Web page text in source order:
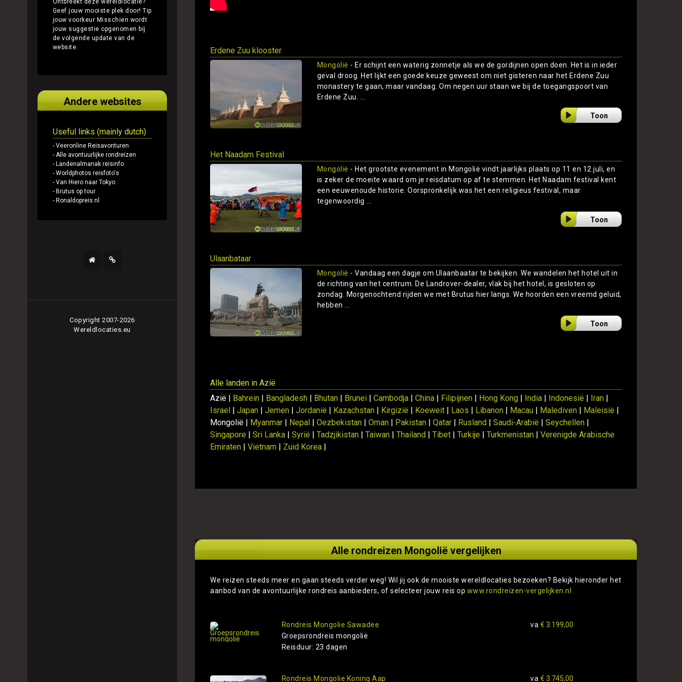
Geef jouw mooiste plek door!Tip
jouw voorkeur Misschien wordt
jouw suggestie opgenomen bij
de volgende update van de
website.
Andere websites
Useful links (mainly dutch)
- Veeronline Reisavonturen
- Alle avontuurlijke rondreizen
- Landenalmanak reisinfo
- Worldphotos reisfoto's
- Van Hiero naar Tokyo
- Brutus op tour
- Ronaldopreis.nl
Copyright 2007-2026
Wereldlocaties.eu
Erdene Zuu klooster
Mongolië - Er schijnt een waterig zonnetje als we de gordijnen open doen. Het is in ieder
geval droog. Het lijkt een goede keuze geweest om niet gisteren naar het Erdene Zuu
monastery te gaan, maar vandaag. Om negen uur staan we bij de toegangspoort van
Erdene Zuu. ...
Toon
Het Naadam Festival
Mongolië - Het grootste evenement in Mongolië vindt jaarlijks plaats op 11 en 12 juli, en
is zeker de moeite waard om je reisdatum op af te stemmen. Het Naadam festival kent
een eeuwenoude historie. Oorspronkelijk was het een religieus festival, maar
tegenwoordig ...
Toon
Ulaanbataar
Mongolië - Vandaag een dagje om Ulaanbaatar te bekijken. We wandelen het hotel uit in
de richting van het centrum. De Landrover-dealer, vlak bij het hotel, is gesloten op
zondag. Morgenochtend rijden we met Brutus hier langs. We hoorden een vreemd geluid,
hebben ...
Toon
Alle landen in Azië
Azië |
Bahrein Bangladesh Bhutan Brunei |Cambodja |China Filipijnen Hong Kong India Indonesië Iran
Israel
|Japan |Jemen |Jordanië Kazachstan Kirgizië Koeweit Laos Libanon Macau Malediven Maleisië
Mongolië |
Myanmar Nepal |Oezbekistan |Oman Pakistan |Qatar Rusland |Saudi-Arabië |Seychellen
Singapore |Sri Lanka |Syrië |Tadzjikistan |Taiwan |Thailand |Tibet |Turkije |Turkmenistan |Verenigde Arabische
Emiraten |Vietnam Zuid Korea
Alle rondreizen Mongolië vergelijken
We reizen steeds meer en gaan steeds verder weg! Wil jij ook de mooiste wereldlocaties bezoeken? Bekijk hieronder het
aanbod van de avontuurlijke rondreis aanbieders, of selecteer jouw reis op www.rondreizen-vergelijken.nl
Rondreis Mongolie Sawadee
Groepsrondreis mongolië
Reisduur: 23 dagen
va € 3.199,00
Rondreis Mongolie Koning Aap va € 3.745,00